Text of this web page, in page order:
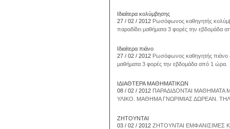
Ιδιαίτερα κολύμβησης
27 / 02 / 2012 Ρωσόφωνος καθηγητής
παραδίδει μαθήματα 3 φορές την εβδομάδα
Ιδιαίτερα πιάνο
27 / 02 / 2012 Ρωσόφωνος καθηγητής πιάνο
μαθήματα 3 φορές την εβδομάδα από 1 ώρα.
ΙΔΙΑΘΤΕΡΑ ΜΑΘΗΜΑΤΙΚΩΝ
08 / 02 / 2012 ΠΑΡΑΔΙΔΟΝΤΑΙ ΜΑΘΗΜΑΤΑ
ΥΛΙΚΟ. ΜΑΘΗΜΑ ΓΝΩΡΙΜΙΑΣ ΔΩΡΕΑΝ.
ΖΗΤΟΥΝΤΑΙ
03 / 02 / 2012 ΖΗΤΟΥΝΤΑΙ ΕΜΦΑΝΙΣΙΜΕΣ